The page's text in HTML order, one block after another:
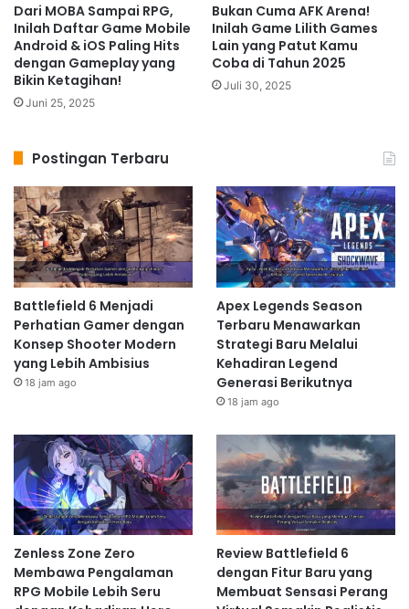
Dari MOBA Sampai RPG,
Inilah Daftar Game Mobile
Android & iOS Paling Hits
dengan Gameplay yang
Bikin Ketagihan!
Juni 25, 2025
Bukan Cuma AFK Arena!
Inilah Game Lilith Games
Lain yang Patut Kamu
Coba di Tahun 2025
Juli 30, 2025
Postingan Terbaru
Battlefield 6 Menjadi
Perhatian Gamer dengan
Konsep Shooter Modern
yang Lebih Ambisius
18 jam ago
Apex Legends Season
Terbaru Menawarkan
Strategi Baru Melalui
Kehadiran Legend
Generasi Berikutnya
18 jam ago
Zenless Zone Zero
Membawa Pengalaman
RPG Mobile Lebih Seru
Review Battlefield 6
dengan Fitur Baru yang
Membuat Sensasi Perang